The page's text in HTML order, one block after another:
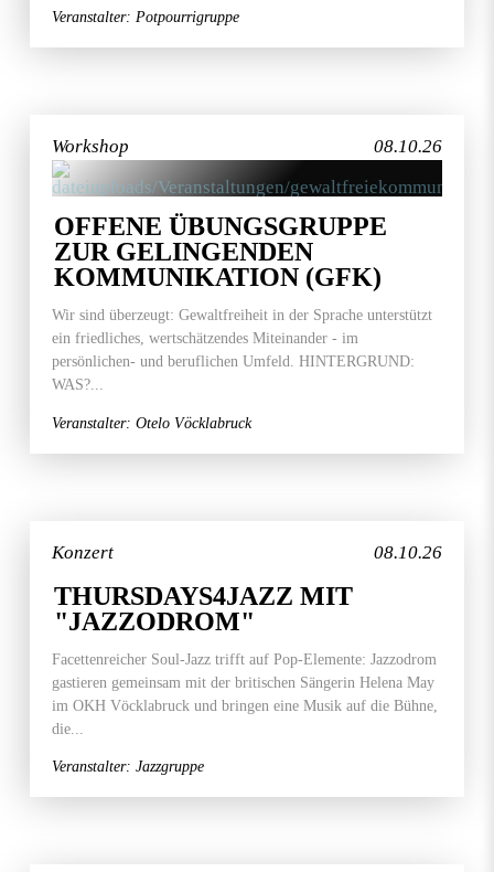
Veranstalter: Potpourrigruppe
08.10.26
Workshop
OFFENE ÜBUNGSGRUPPE
ZUR GELINGENDEN
KOMMUNIKATION (GFK)
Wir sind überzeugt: Gewaltfreiheit in der Sprache unterstützt
ein friedliches, wertschätzendes Miteinander - im
persönlichen- und beruflichen Umfeld. HINTERGRUND:
WAS?...
Veranstalter: Otelo Vöcklabruck
08.10.26
Konzert
THURSDAYS4JAZZ MIT
"JAZZODROM"
Facettenreicher Soul-Jazz trifft auf Pop-Elemente: Jazzodrom
gastieren gemeinsam mit der britischen Sängerin Helena May
im OKH Vöcklabruck und bringen eine Musik auf die Bühne,
die...
Veranstalter: Jazzgruppe